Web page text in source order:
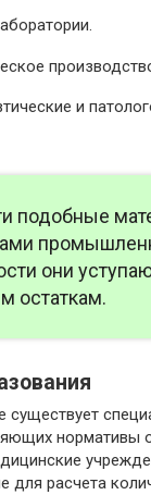
и
подобные
они
остаткам.
существует
нормативы
для расчета